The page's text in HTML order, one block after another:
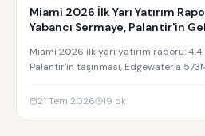
Miami 2026 İlk Yarı Yatırım
Yabancı Sermaye, Palantir'in
Miami 2026 ilk yarı yatırım raporu:
Palantir'in taşınması, Edgewater'a
21 Tem 2026
19 dk